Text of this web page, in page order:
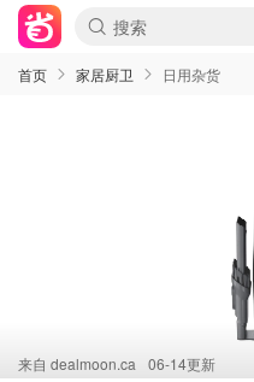
首页 家居厨卫 日用杂货
来自 dealmoon.ca 06-14更新